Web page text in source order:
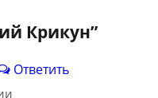
Крикун”
Ответить